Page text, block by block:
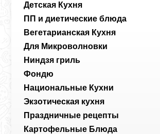
Детская Кухня
ПП и диетические блюда
Вегетарианская Кухня
Для Микроволновки
Ниндзя гриль
Фондю
Национальные Кухни
Экзотическая кухня
Праздничные рецепты
Картофельные Блюда